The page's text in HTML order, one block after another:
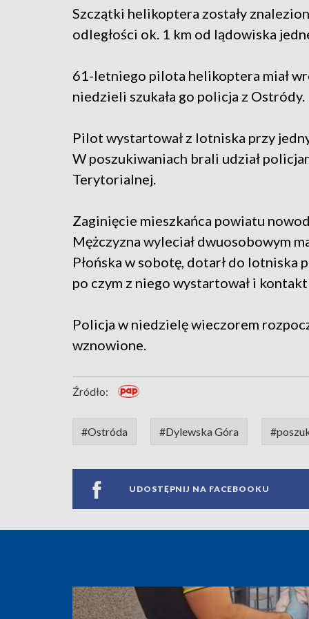
Szczątki helikoptera zostały
odległości ok. 1 km od lądowiska
61-letniego pilota helikoptera miał
niedzieli szukała go policja z Ostródy.
Pilot wystartował z lotniska przy
W poszukiwaniach brali udział
Terytorialnej.
Zaginięcie mieszkańca powiatu
Mężczyzna wyleciał dwuosobowym
Płońska w sobotę, dotarł do
po czym z niego wystartował i kontakt
Policja w niedzielę wieczorem
wznowione.
Źródło:
#Ostróda #Dylewska Góra
UDOSTĘPNIJ NA FACEBOOKU